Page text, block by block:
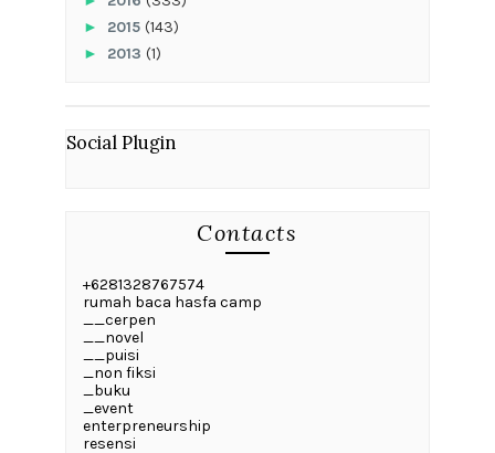
► 2015 (143)
► 2013 (1)
Social Plugin
Contacts
+6281328767574
rumah baca hasfa camp
__cerpen
__novel
__puisi
_non fiksi
_buku
_event
enterpreneurship
resensi